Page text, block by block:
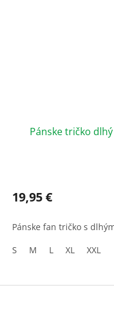
Pánske tričko
19,95 €
Pánske fan tričko s
S
M L XL XXL
Z